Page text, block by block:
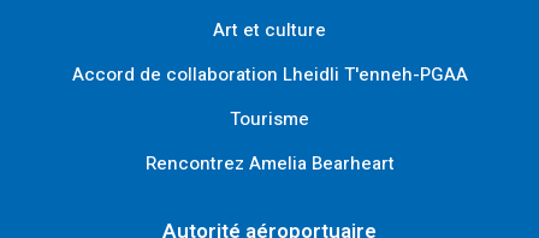
Art et culture
Accord de collaboration Lheidli T'enneh-PGAA
Tourisme
Rencontrez Amelia Bearheart
Autorité aéroportuaire